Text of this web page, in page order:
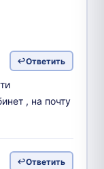
Ответить
, на почту
Ответить